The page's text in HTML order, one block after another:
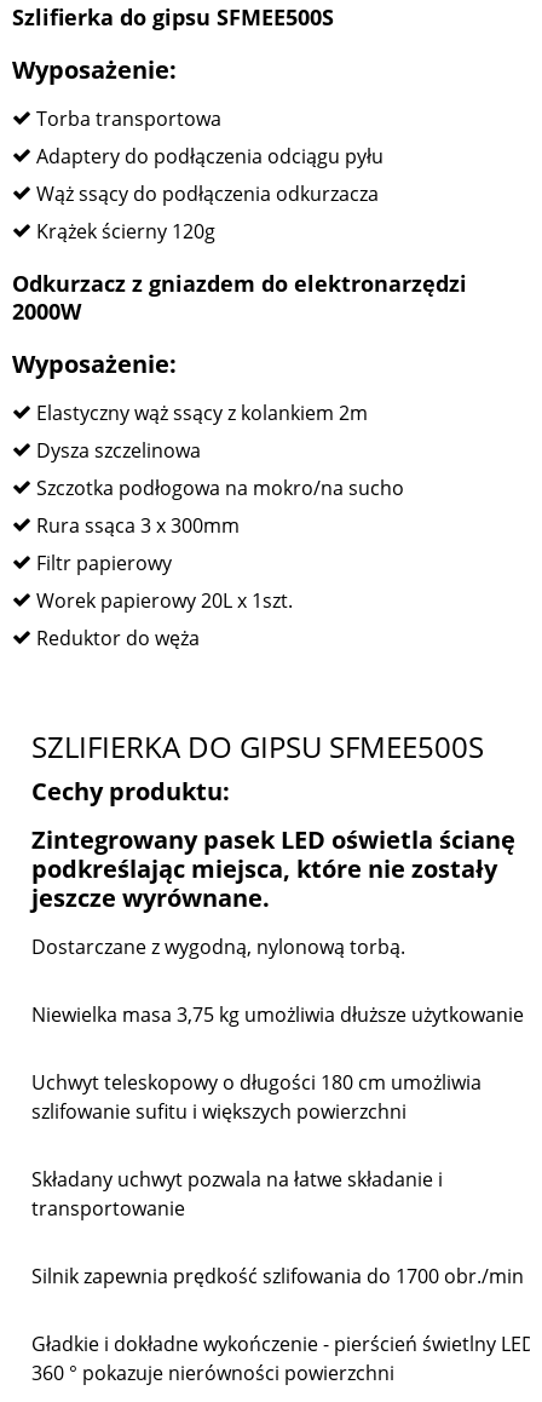
Szlifierka do gipsu SFMEE500S
Wyposażenie:
Torba transportowa
Adaptery do podłączenia odciągu pyłu
Wąż ssący do podłączenia odkurzacza
Krążek ścierny 120g
Odkurzacz z gniazdem do elektronarzędzi
2000W
Wyposażenie:
Elastyczny wąż ssący z kolankiem 2m
Dysza szczelinowa
Szczotka podłogowa na mokro/na sucho
Rura ssąca 3 x 300mm
Filtr papierowy
Worek papierowy 20L x 1szt.
Reduktor do węża
SZLIFIERKA DO GIPSU SFMEE500S
Cechy produktu:
Zintegrowany pasek LED oświetla ścianę
podkreślając miejsca, które nie zostały
jeszcze wyrównane.
Dostarczane z wygodną, nylonową torbą.
Niewielka masa 3,75 kg umożliwia dłuższe użytkowanie
Uchwyt teleskopowy o długości 180 cm umożliwia
szlifowanie sufitu i większych powierzchni
Składany uchwyt pozwala na łatwe składanie i
transportowanie
Silnik zapewnia prędkość szlifowania do 1700 obr./min
Gładkie i dokładne wykończenie - pierścień świetlny LED
360 ° pokazuje nierówności powierzchni